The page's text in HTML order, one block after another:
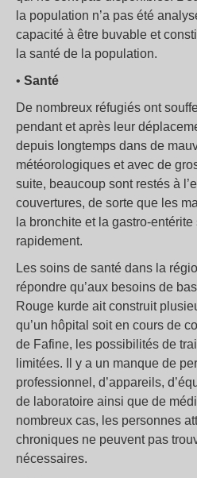
la population n’a pas été
capacité à être buvable et
la santé de la population.
• Santé
De nombreux réfugiés ont
pendant et après leur
depuis longtemps dans de
météorologiques et avec de
suite, beaucoup sont restés à
couvertures, de sorte que les
la bronchite et la gastro-
rapidement.
Les soins de santé dans la
répondre qu’aux besoins de
Rouge kurde ait construit
qu’un hôpital soit en cours de
de Fafine, les possibilités de
limitées. Il y a un manque de
professionnel, d’appareils,
de laboratoire ainsi que de
nombreux cas, les personnes
chroniques ne peuvent pas
nécessaires.